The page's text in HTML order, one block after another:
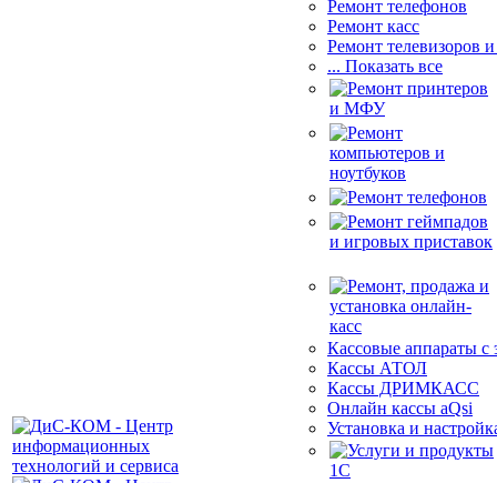
Ремонт телефонов
Ремонт касс
Ремонт телевизоров
... Показать все
Кассовые аппараты с
Кассы АТОЛ
Кассы ДРИМКАСС
Онлайн кассы aQsi
Установка и